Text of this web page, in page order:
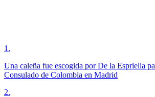
1 .
Una caleña fue escogida por De la Espriella
Consulado de Colombia en Madrid
2.